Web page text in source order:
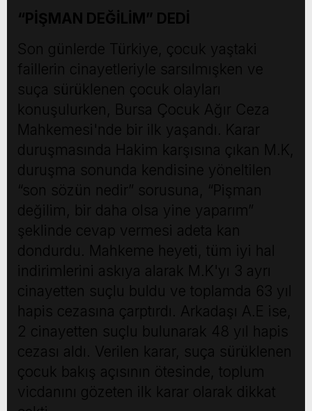
“PİŞMAN DEĞİLİM” DEDİ
Son günlerde Türkiye, çocuk yaştaki
faillerin cinayetleriyle sarsılmışken ve
suça sürüklenen çocuk olayları
konuşulurken, Bursa Çocuk Ağır Ceza
Mahkemesi'nde bir ilk yaşandı. Karar
duruşmasında Hakim karşısına çıkan M.K,
duruşma sonunda kendisine yöneltilen
“son sözün nedir” sorusuna, “Pişman
değilim, bir daha olsa yine yaparım”
şeklinde cevap vermesi adeta kan
dondurdu. Mahkeme heyeti, tüm iyi hal
indirimlerini askıya alarak M.K'yı 3 ayrı
cinayetten suçlu buldu ve toplamda 63 yıl
hapis cezasına çarptırdı. Arkadaşı A.E ise,
2 cinayetten suçlu bulunarak 48 yıl hapis
cezası aldı. Verilen karar, suça sürüklenen
çocuk bakış açısının ötesinde, toplum
vicdanını gözeten ilk karar olarak dikkat